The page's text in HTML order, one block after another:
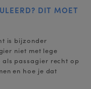
DIT MOET
is bijzonder
niet met lege
als passagier recht op
en hoe je dat